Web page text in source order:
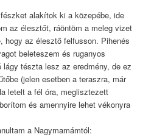
alakítok ki a közepébe, ide
az élesztőt, ráöntöm a meleg vizet
hogy az élesztő felfusson. Pihenés
beleteszem és ruganyos
tészta lesz az eredmény, de ez
(jelen esetben a teraszra, már
letelt a fél óra, meglisztezett
és amennyire lehet vékonyra
a Nagymamámtól: